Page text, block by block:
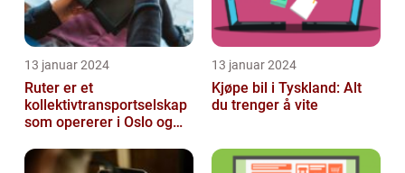
13 januar 2024
Ruter er et
kollektivtransportselskap
som opererer i Oslo og
13 januar 2024
Kjøpe bil i Tyskland: Alt
du trenger å vite